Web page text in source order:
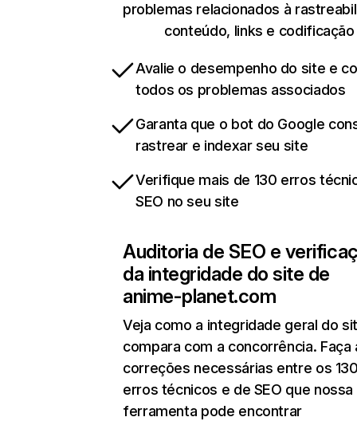
problemas relacionados à
conteúdo, links e codificação
Avalie o desempenho do site e
todos os problemas associados
Garanta que o bot do Google
rastrear e indexar seu site
Verifique mais de 130 erros
SEO no seu site
Auditoria de SEO e
da integridade do site de
anime-planet.com
Veja como a integridade geral do
compara com a concorrência. Faça
correções necessárias entre os
erros técnicos e de SEO que nossa
ferramenta pode encontrar